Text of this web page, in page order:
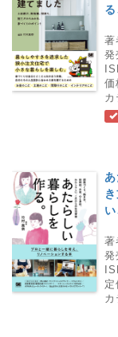
著
発
価
カ
著
発
定
カ